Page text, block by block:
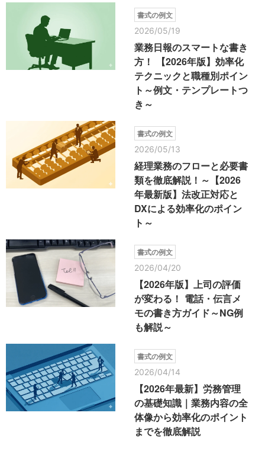
書式の例文
2026/05/19
業務日報のスマートな書き
方！ 【2026年版】効率化
テクニックと職種別ポイン
ト～例文・テンプレートつ
き～
書式の例文
2026/05/13
経理業務のフローと必要書
類を徹底解説！～【2026
年最新版】法改正対応と
DXによる効率化のポイン
ト～
書式の例文
2026/04/20
【2026年版】上司の評価
が変わる！ 電話・伝言メ
モの書き方ガイド～NG例
も解説～
書式の例文
2026/04/14
【2026年最新】労務管理
の基礎知識｜業務内容の全
体像から効率化のポイント
までを徹底解説